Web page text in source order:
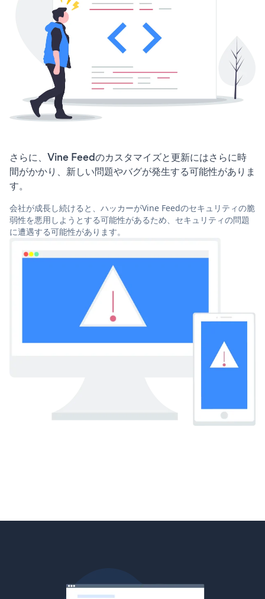
さらに、Vine Feedのカスタマイズと更新にはさらに時
間がかかり、新しい問題やバグが発生する可能性がありま
す。
会社が成長し続けると、ハッカーがVine Feedのセキュリティの脆
弱性を悪用しようとする可能性があるため、セキュリティの問題
に遭遇する可能性があります。